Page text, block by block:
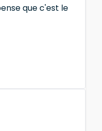
que c'est le